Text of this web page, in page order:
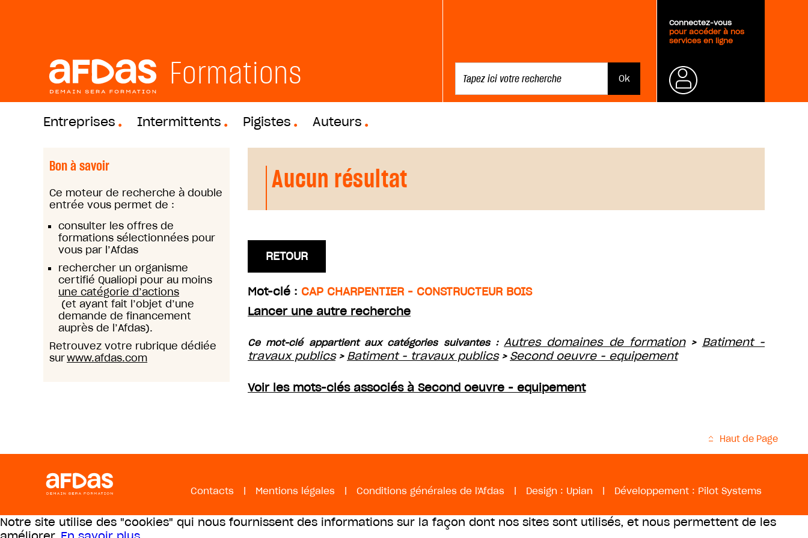
Formations
Connectez-vous
pour accéder à nos
services en ligne
Entreprises Intermittents Pigistes Auteurs
Bon à savoir
Ce moteur de recherche à double
entrée vous permet de :
consulter les offres de
formations sélectionnées pour
vous par l’Afdas
rechercher un organisme
certifié Qualiopi pour au moins
une catégorie d’actions
(et ayant fait l’objet d’une
demande de financement
auprès de l’Afdas).
Retrouvez votre rubrique dédiée
surwww.afdas.com
Aucun résultat
RETOUR
Mot-clé : CAP CHARPENTIER - CONSTRUCTEUR BOIS
Lancer une autre recherche
Ce mot-clé appartient aux catégories suivantes :Autres domaines de formation> Batiment -
travaux publics> Batiment - travaux publics> Second oeuvre - equipement
Voir les mots-clés associés à Second oeuvre - equipement
Haut de Page
Contacts | Mentions légales | Conditions générales de l'Afdas | Design : Upian | Développement : Pilot Systems
Notre site utilise des "cookies" qui nous fournissent des informations sur la façon dont nos sites sont utilisés, et nous permettent de les